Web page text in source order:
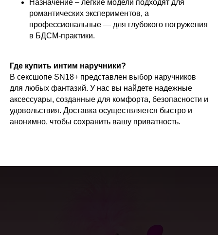
Назначение – легкие модели подходят для
романтических экспериментов, а
профессиональные — для глубокого погружения
в БДСМ-практики.
Где купить интим наручники?
В сексшопе SN18+ представлен выбор наручников
для любых фантазий. У нас вы найдете надежные
аксессуары, созданные для комфорта, безопасности и
удовольствия. Доставка осуществляется быстро и
анонимно, чтобы сохранить вашу приватность.